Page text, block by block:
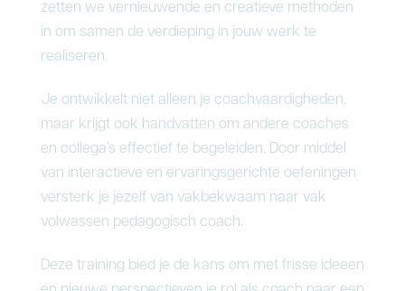
zetten we vernieuwende en creatieve methoden
in om samen de verdieping in jouw werk te
realiseren.
Je ontwikkelt niet alleen je coachvaardigheden,
maar krijgt ook handvatten om andere coaches
en collega’s effectief te begeleiden. Door middel
van interactieve en ervaringsgerichte oefeningen
versterk je jezelf van vakbekwaam naar vak
volwassen pedagogisch coach.
Deze training bied je de kans om met frisse ideeen